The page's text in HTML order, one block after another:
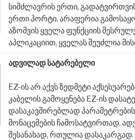
სიმძლავრის ერთი,
ერთი პორტი. არაფერია
აზომვის ყველა ფუნქციის
აპლიკაციით, ყველას შეუძლია
ადვილად სატარებელი
EZ-ის არ აქვს ზედმეტი
კაბელის გამოყენება EZ-ის
დასაკავშირებლად
მონაცემების ჩამოსატვირთად.
შესანახად, რთულია დასაკარგად.